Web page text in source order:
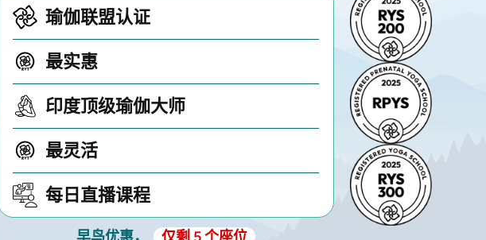
瑜伽联盟认证
最实惠
印度顶级瑜伽大师
最灵活
每日直播课程